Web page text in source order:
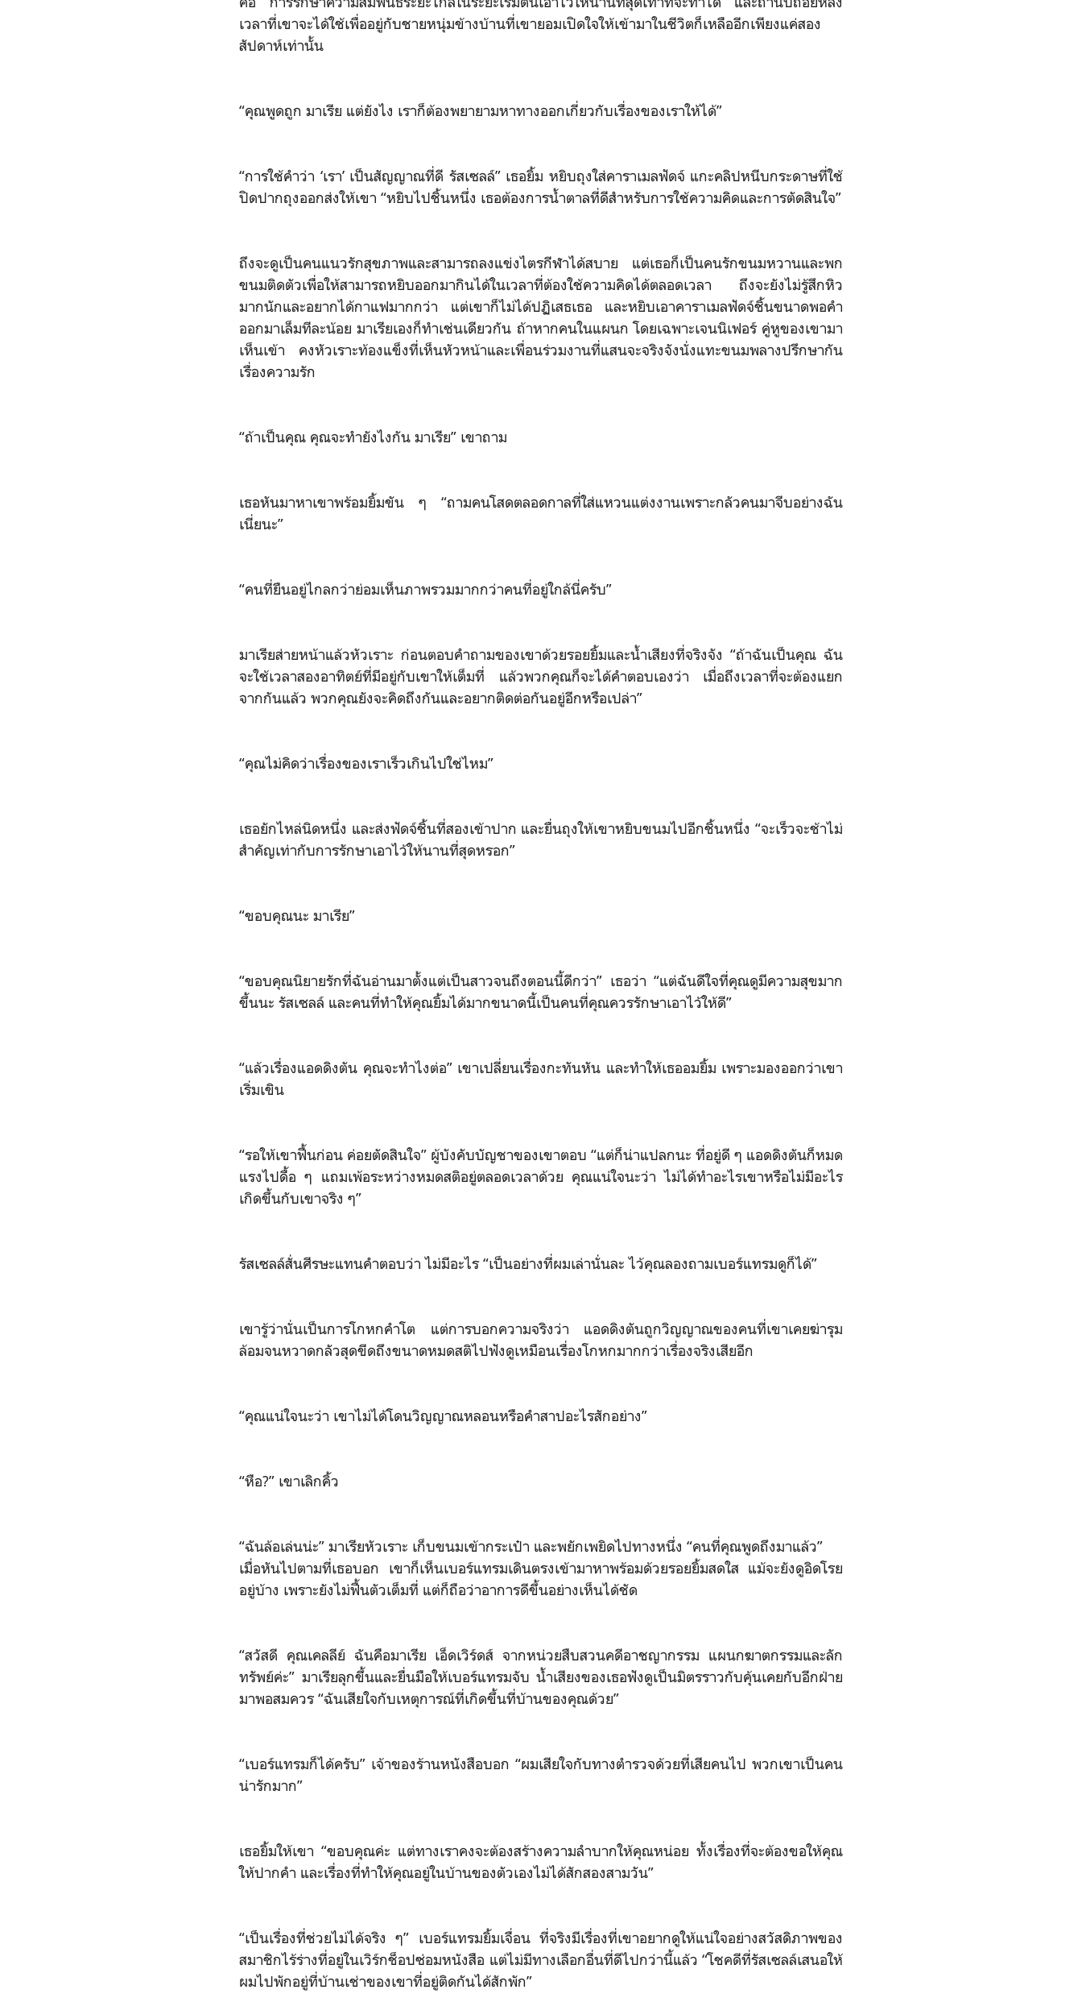
เวลาที่เขาจะได้ใช้เพื่ออยู่กับชายหนุ่มข้างบ้านที่เขายอมเปิดใจให้เข้ามาในชีวิตก็เหลืออีกเพียงแค่สอง
สัปดาห์เท่านั้น
“คุณพูดถูก มาเรีย แต่ยังไง เราก็ต้องพยายามหาทางออกเกี่ยวกับเรื่องของเราให้ได้”
“การใช้คำว่า ‘เรา’ เป็นสัญญาณที่ดี รัสเซลล์” เธอยิ้ม หยิบถุงใส่คาราเมลฟัดจ์ แกะคลิปหนีบกระดาษที่ใช้
ปิดปากถุงออกส่งให้เขา “หยิบไปชิ้นหนึ่ง เธอต้องการน้ำตาลที่ดีสำหรับการใช้ความคิดและการตัดสินใจ”
ถึงจะดูเป็นคนแนวรักสุขภาพและสามารถลงแข่งไตรกีฬาได้สบาย แต่เธอก็เป็นคนรักขนมหวานและพก
ขนมติดตัวเพื่อให้สามารถหยิบออกมากินได้ในเวลาที่ต้องใช้ความคิดได้ตลอดเวลา ถึงจะยังไม่รู้สึกหิว
มากนักและอยากได้กาแฟมากกว่า แต่เขาก็ไม่ได้ปฏิเสธเธอ และหยิบเอาคาราเมลฟัดจ์ชิ้นขนาดพอคำ
ออกมาเล็มทีละน้อย มาเรียเองก็ทำเช่นเดียวกัน ถ้าหากคนในแผนก โดยเฉพาะเจนนิเฟอร์ คู่หูของเขามา
เห็นเข้า คงหัวเราะท้องแข็งที่เห็นหัวหน้าและเพื่อนร่วมงานที่แสนจะจริงจังนั่งแทะขนมพลางปรึกษากัน
เรื่องความรัก
“ถ้าเป็นคุณ คุณจะทำยังไงกัน มาเรีย” เขาถาม
เธอหันมาหาเขาพร้อมยิ้มขัน ๆ “ถามคนโสดตลอดกาลที่ใส่แหวนแต่งงานเพราะกลัวคนมาจีบอย่างฉัน
เนี่ยนะ”
“คนที่ยืนอยู่ไกลกว่าย่อมเห็นภาพรวมมากกว่าคนที่อยู่ใกล้นี่ครับ”
มาเรียส่ายหน้าแล้วหัวเราะ ก่อนตอบคำถามของเขาด้วยรอยยิ้มและน้ำเสียงที่จริงจัง “ถ้าฉันเป็นคุณ ฉัน
จะใช้เวลาสองอาทิตย์ที่มีอยู่กับเขาให้เต็มที่ แล้วพวกคุณก็จะได้คำตอบเองว่า เมื่อถึงเวลาที่จะต้องแยก
จากกันแล้ว พวกคุณยังจะคิดถึงกันและอยากติดต่อกันอยู่อีกหรือเปล่า”
“คุณไม่คิดว่าเรื่องของเราเร็วเกินไปใช่ไหม”
เธอยักไหล่นิดหนึ่ง และส่งฟัดจ์ชิ้นที่สองเข้าปาก และยื่นถุงให้เขาหยิบขนมไปอีกชิ้นหนึ่ง “จะเร็วจะช้าไม่
สำคัญเท่ากับการรักษาเอาไว้ให้นานที่สุดหรอก”
“ขอบคุณนะ มาเรีย”
“ขอบคุณนิยายรักที่ฉันอ่านมาตั้งแต่เป็นสาวจนถึงตอนนี้ดีกว่า” เธอว่า “แต่ฉันดีใจที่คุณดูมีความสุขมาก
ขึ้นนะ รัสเซลล์ และคนที่ทำให้คุณยิ้มได้มากขนาดนี้เป็นคนที่คุณควรรักษาเอาไว้ให้ดี”
“แล้วเรื่องแอดดิงตัน คุณจะทำไงต่อ” เขาเปลี่ยนเรื่องกะทันหัน และทำให้เธออมยิ้ม เพราะมองออกว่าเขา
เริ่มเขิน
“รอให้เขาฟื้นก่อน ค่อยตัดสินใจ” ผู้บังคับบัญชาของเขาตอบ “แต่ก็น่าแปลกนะ ที่อยู่ดี ๆ แอดดิงตันก็หมด
แรงไปดื้อ ๆ แถมเพ้อระหว่างหมดสติอยู่ตลอดเวลาด้วย คุณแน่ใจนะว่า ไม่ได้ทำอะไรเขาหรือไม่มีอะไร
เกิดขึ้นกับเขาจริง ๆ”
รัสเซลล์สั่นศีรษะแทนคำตอบว่า ไม่มีอะไร “เป็นอย่างที่ผมเล่านั่นละ ไว้คุณลองถามเบอร์แทรมดูก็ได้”
เขารู้ว่านั่นเป็นการโกหกคำโต แต่การบอกความจริงว่า แอดดิงตันถูกวิญญาณของคนที่เขาเคยฆ่ารุม
ล้อมจนหวาดกลัวสุดขีดถึงขนาดหมดสติไปฟังดูเหมือนเรื่องโกหกมากกว่าเรื่องจริงเสียอีก
“คุณแน่ใจนะว่า เขาไม่ได้โดนวิญญาณหลอนหรือคำสาปอะไรสักอย่าง”
“หือ?” เขาเลิกคิ้ว
“ฉันล้อเล่นน่ะ” มาเรียหัวเราะ เก็บขนมเข้ากระเป๋า และพยักเพยิดไปทางหนึ่ง “คนที่คุณพูดถึงมาแล้ว”
เมื่อหันไปตามที่เธอบอก เขาก็เห็นเบอร์แทรมเดินตรงเข้ามาหาพร้อมด้วยรอยยิ้มสดใส แม้จะยังดูอิดโรย
อยู่บ้าง เพราะยังไม่ฟื้นตัวเต็มที่ แต่ก็ถือว่าอาการดีขึ้นอย่างเห็นได้ชัด
“สวัสดี คุณเคลลีย์ ฉันคือมาเรีย เอ็ดเวิร์ดส์ จากหน่วยสืบสวนคดีอาชญากรรม แผนกฆาตกรรมและลัก
ทรัพย์ค่ะ” มาเรียลุกขึ้นและยื่นมือให้เบอร์แทรมจับ น้ำเสียงของเธอฟังดูเป็นมิตรราวกับคุ้นเคยกับอีกฝ่าย
มาพอสมควร “ฉันเสียใจกับเหตุการณ์ที่เกิดขึ้นที่บ้านของคุณด้วย”
“เบอร์แทรมก็ได้ครับ” เจ้าของร้านหนังสือบอก “ผมเสียใจกับทางตำรวจด้วยที่เสียคนไป พวกเขาเป็นคน
น่ารักมาก”
เธอยิ้มให้เขา “ขอบคุณค่ะ แต่ทางเราคงจะต้องสร้างความลำบากให้คุณหน่อย ทั้งเรื่องที่จะต้องขอให้คุณ
ให้ปากคำ และเรื่องที่ทำให้คุณอยู่ในบ้านของตัวเองไม่ได้สักสองสามวัน”
“เป็นเรื่องที่ช่วยไม่ได้จริง ๆ” เบอร์แทรมยิ้มเจื่อน ที่จริงมีเรื่องที่เขาอยากดูให้แน่ใจอย่างสวัสดิภาพของ
สมาชิกไร้ร่างที่อยู่ในเวิร์กช็อปซ่อมหนังสือ แต่ไม่มีทางเลือกอื่นที่ดีไปกว่านี้แล้ว “โชคดีที่รัสเซลล์เสนอให้
ผมไปพักอยู่ที่บ้านเช่าของเขาที่อยู่ติดกันได้สักพัก”